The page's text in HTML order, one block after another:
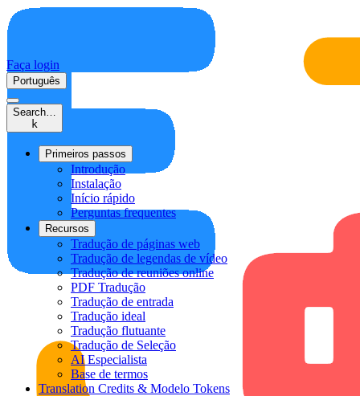
Faça login
Português
Search…
k
Primeiros passos
Introdução
Instalação
Início rápido
Perguntas frequentes
Recursos
Tradução de páginas web
Tradução de legendas de vídeo
Tradução de reuniões online
PDF Tradução
Tradução de entrada
Tradução ideal
Tradução flutuante
Tradução de Seleção
AI Especialista
Base de termos
Translation Credits & Modelo Tokens